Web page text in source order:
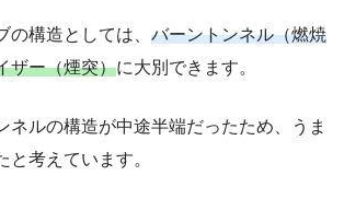
の構造としては、 バーントンネル（燃焼
ザー（煙突）に大別できます。
ネルの構造が中途半端だったため、うま
と考えています。